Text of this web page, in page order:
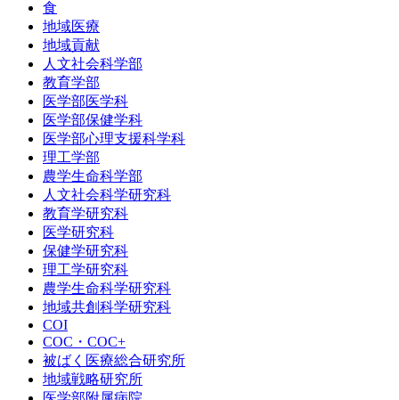
食
地域医療
地域貢献
人文社会科学部
教育学部
医学部医学科
医学部保健学科
医学部心理支援科学科
理工学部
農学生命科学部
人文社会科学研究科
教育学研究科
医学研究科
保健学研究科
理工学研究科
農学生命科学研究科
地域共創科学研究科
COI
COC・COC+
被ばく医療総合研究所
地域戦略研究所